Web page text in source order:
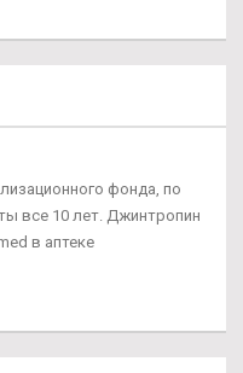
фонда, по
все 10 лет. Джинтропин
в аптеке